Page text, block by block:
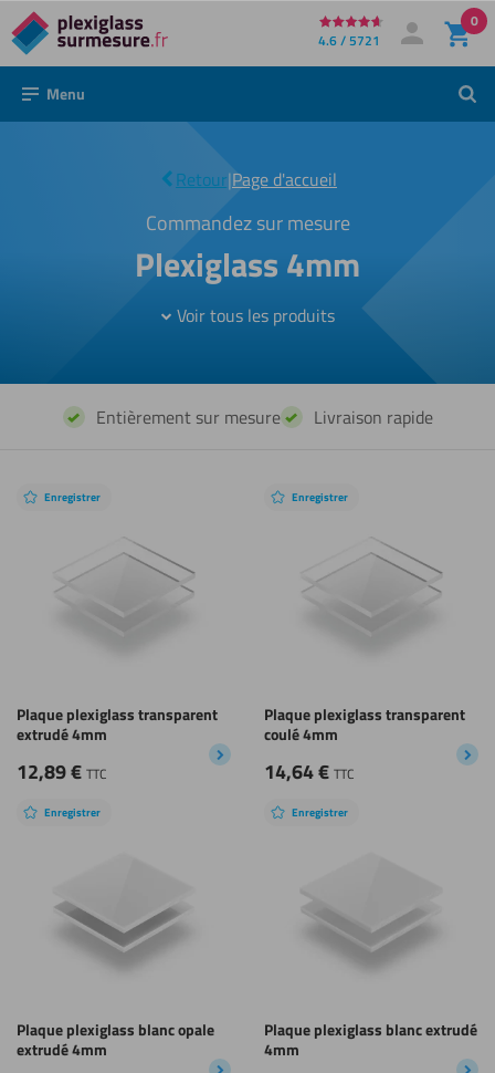
Directement
au
contenu
4.6 / 5721 Mon compte
Se connecter
0
Menu
Retour|Page d'accueil
| Plexiglass
4mm
Plexiglass 4mm
Commandez sur mesure
Voir tous les produits
Entièrement sur mesure Livraison rapide
Enregistrer
Plaque plexiglass transparent
extrudé 4mm
12,89€ TTC
Enregistrer
Plaque plexiglass transparent
coulé 4mm
14,64€ TTC
Enregistrer
Plaque plexiglass blanc opale
extrudé 4mm
Enregistrer
Plaque plexiglass blanc extrudé
4mm